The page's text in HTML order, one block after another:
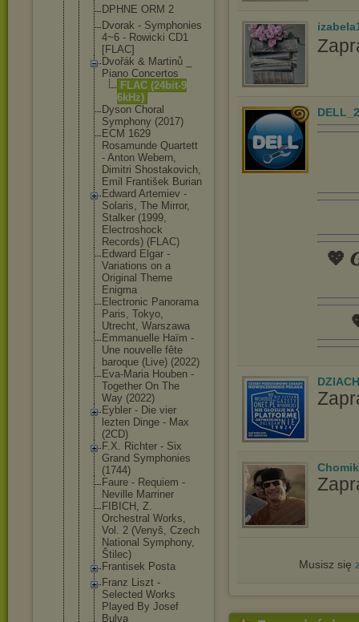
DPHNE ORM 2
Dvorak - Symphonies
4~6 - Rowicki CD1
[FLAC]
Dvořák & Martinů _
Piano Concertos
FLAC (24bit-9
6kHz)
Dyson Choral
Symphony (2017)
ECM 1629
Rosamunde Quartett
- Anton Webern,
Dimitri Shostakovic h,
Emil František Burian
Edward Artemiev -
Solaris, The Mirror,
Stalker (1999,
Electroshoc k
Records) (FLAC)
Edward Elgar -
Variations on a
Original Theme
Enigma
Electronic Panorama
Paris, Tokyo,
Utrecht, Warszawa
Emmanuelle Haïm -
Une nouvelle fête
baroque (Live) (2022)
Eva-Maria Houben -
Together On The
Way (2022)
Eybler - Die vier
lezten Dinge - Max
(2CD)
F.X. Richter - Six
Grand Symphonies
(1744)
Faure - Requiem -
Neville Marriner
FIBICH, Z.
Orchestral Works,
Vol. 2 (Venyš, Czech
National Symphony,
Štilec)
Frantisek Posta
Franz Liszt -
Selected Works
Played By Josef
Bulva
💖
Musisz się